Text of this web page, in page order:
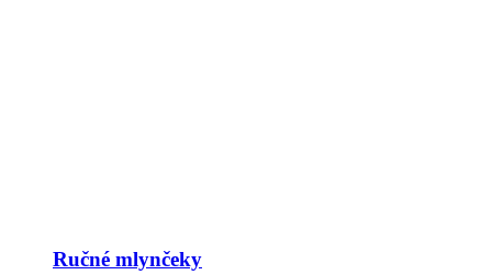
Ručné mlynčeky